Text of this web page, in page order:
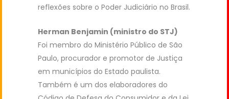
reflexões sobre o Poder Judiciário no Brasil.
Herman Benjamin (ministro do STJ)
Foi membro do Ministério Público de São
Paulo, procurador e promotor de Justiça
em municípios do Estado paulista.
Também é um dos elaboradores do